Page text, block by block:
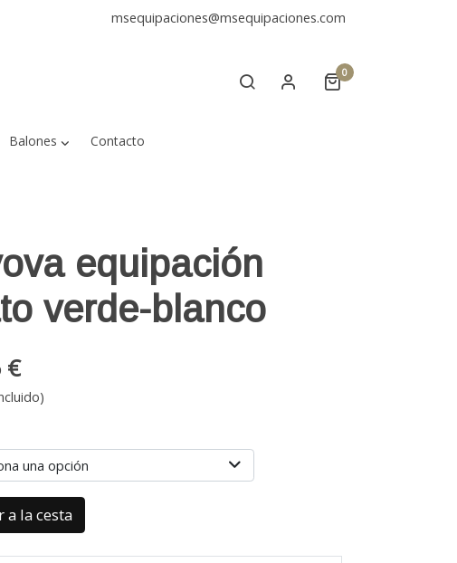
msequipaciones@msequipaciones.com
0
Balones Contacto
equipación
verde-blanco
€
una opción
a la cesta